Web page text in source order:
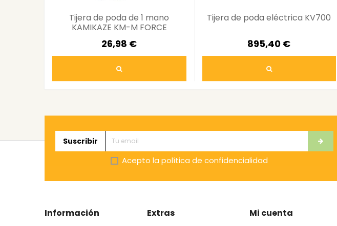
Tijera de poda de 1 mano
KAMIKAZE KM-M FORCE
26,98 €
Tijera de poda eléctrica KV700
895,40 €
Suscribir
Acepto la política de confidencialidad
Información Extras Mi cuenta